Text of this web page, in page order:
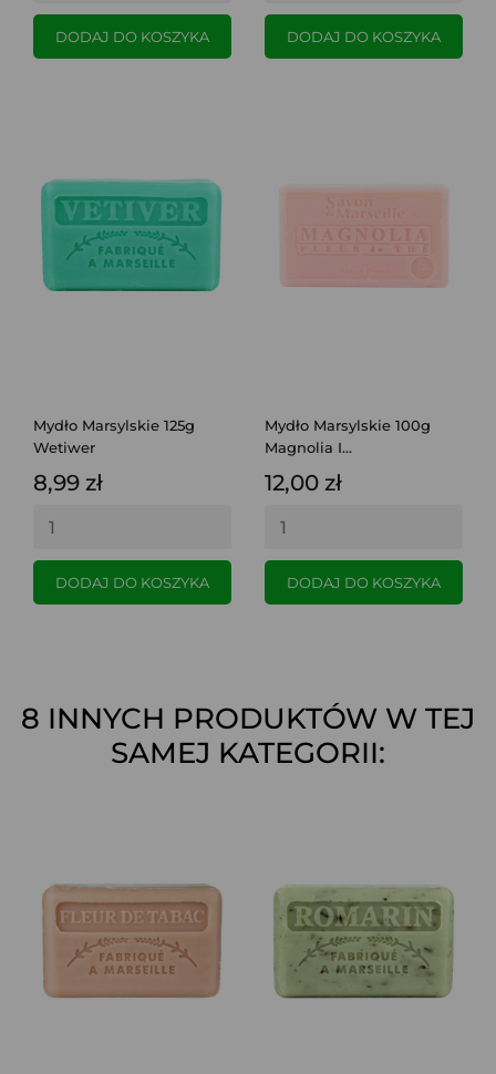
DODAJ DO KOSZYKA DODAJ DO KOSZYKA
Mydło Marsylskie 125g
Wetiwer
8,99 zł
DODAJ DO KOSZYKA
Mydło Marsylskie 100g
Magnolia I...
12,00 zł
DODAJ DO KOSZYKA
8 INNYCH PRODUKTÓW W TEJ
SAMEJ KATEGORII: